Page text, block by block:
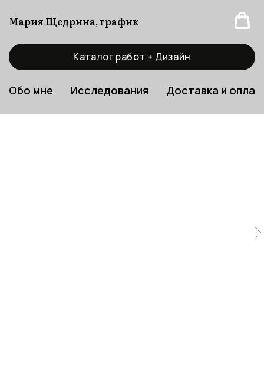
Мария Щедрина, график
Каталог работ + Дизайн
Обо мне Исследования Доставка и